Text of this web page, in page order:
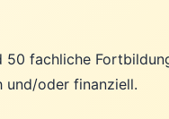
fachliche
und/oder finanziell.